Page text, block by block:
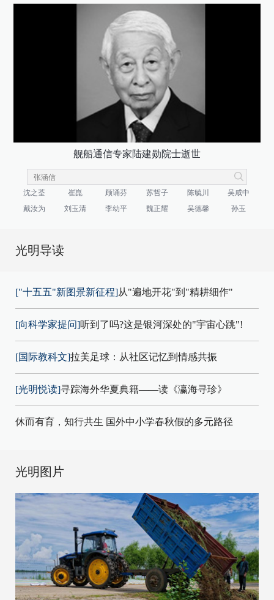
舰船通信专家陆建勋院士逝世
沈之荃 崔崑 顾诵芬 苏哲子 陈毓川
吴咸中
戴汝为
刘玉清 李幼平 魏正耀 吴德馨 孙玉
光明导读
["十五五"新图景新征程]从"遍地开花"到"精耕细作"
[向科学家提问]听到了吗?这是银河深处的"宇宙心跳"!
[国际教科文]拉美足球：从社区记忆到情感共振
[光明悦读]寻踪海外华夏典籍——读《瀛海寻珍》
休而有育，知行共生 国外中小学春秋假的多元路径
光明图片